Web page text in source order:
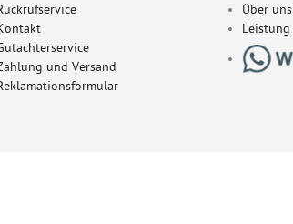
und Versand
Über uns
Leistung